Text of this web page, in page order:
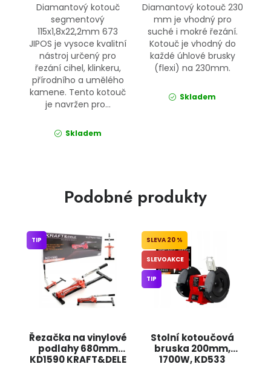
Diamantový kotouč
segmentový
115x1,8x22,2mm 673
JIPOS je vysoce kvalitní
nástroj určený pro
řezání cihel, klinkeru,
přírodního a umělého
kamene. Tento kotouč
je navržen pro...
Skladem
Diamantový kotouč 230
mm je vhodný pro
suché i mokré řezání.
Kotouč je vhodný do
každé úhlové brusky
(flexi) na 230mm.
Skladem
Podobné produkty
Řezačka na vinylové
podlahy 680mm
KD1590 KRAFT&DELE
TIP
Stolní kotoučová
bruska 200mm,
1700W, KD533
20 %
SLEVOAKCE
TIP